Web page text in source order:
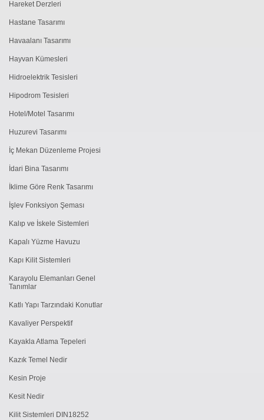
Hareket Derzleri
Hastane Tasarımı
Havaalanı Tasarımı
Hayvan Kümesleri
Hidroelektrik Tesisleri
Hipodrom Tesisleri
Hotel/Motel Tasarımı
Huzurevi Tasarımı
İç Mekan Düzenleme Projesi
İdari Bina Tasarımı
İklime Göre Renk Tasarımı
İşlev Fonksiyon Şeması
Kalıp ve İskele Sistemleri
Kapalı Yüzme Havuzu
Kapı Kilit Sistemleri
Karayolu Elemanları Genel
Tanımlar
Katlı Yapı Tarzındaki Konutlar
Kavaliyer Perspektif
Kayakla Atlama Tepeleri
Kazık Temel Nedir
Kesin Proje
Kesit Nedir
Kilit Sistemleri DIN18252